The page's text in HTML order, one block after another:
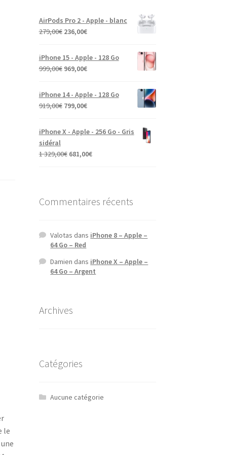
le
AirPods Pro 2 - Apple - blanc
279,00€ 236,00€
iPhone 15 - Apple - 128 Go
999,00€ 969,00€
iPhone 14 - Apple - 128 Go
919,00€ 799,00€
iPhone X - Apple - 256 Go - Gris
sidéral
1 329,00€ 681,00€
Commentaires récents
Valotas dans iPhone 8 – Apple –
64 Go – Red
Damien dans iPhone X – Apple –
64 Go – Argent
Archives
Catégories
Aucune catégorie